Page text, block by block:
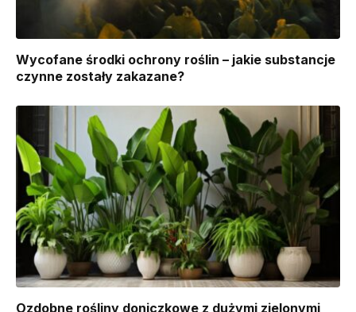
Wycofane środki ochrony roślin – jakie substancje
czynne zostały zakazane?
Ozdobne rośliny doniczkowe z dużymi zielonymi